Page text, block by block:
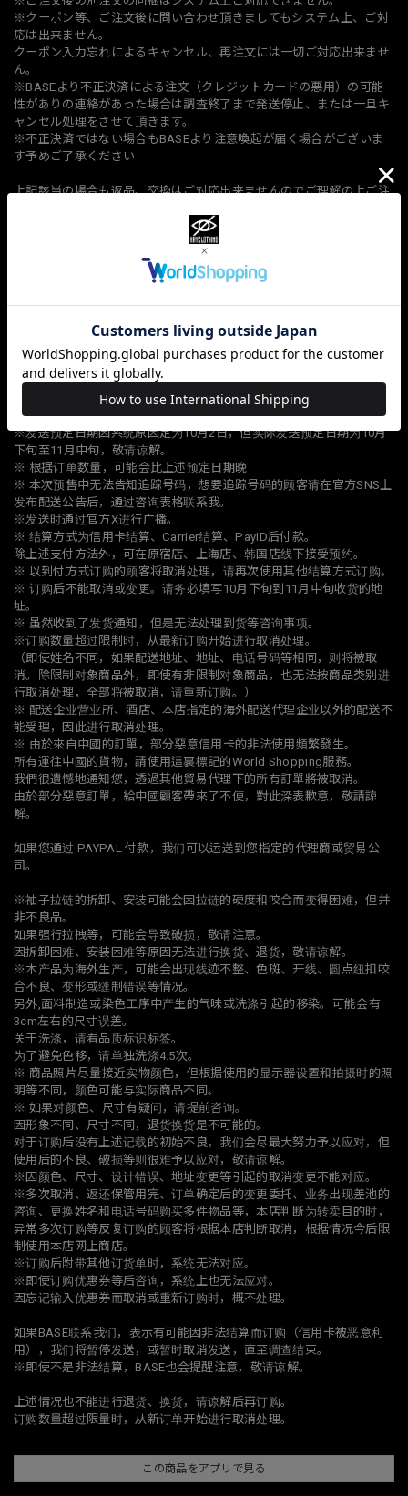
※クーポン等、ご注文後に問い合わせ頂きましてもシステム上、ご対
応は出来ません。
クーポン入力忘れによるキャンセル、再注文には一切ご対応出来ませ
ん。
※BASEより不正決済による注文（クレジットカードの悪用）の可能
性がありの連絡があった場合は調査終了まで発送停止、または一旦キ
ャンセル処理をさせて頂きます。
※不正決済ではない場合もBASEより注意喚起が届く場合がございま
す予めご了承ください
上記該当の場合も返品、交換はご対応出来ませんのでご理解の上ご注
【请务必在订购前阅读说明和我们的特殊业务法规】
https://www.kry.tokyo/law
※请注意，成品的袖长将比图片长 7 厘米，衣服长度将比图片长 5 厘
米。
※订购后会收到发送通知，但预计10月下旬至11月中旬交货，敬请谅
解。
※发送预定日期因系统原因定为10月2日，但实际发送预定日期为10月
下旬至11月中旬，敬请谅解。
※ 根据订单数量，可能会比上述预定日期晚
※ 本次预售中无法告知追踪号码，想要追踪号码的顾客请在官方SNS上
发布配送公告后，通过咨询表格联系我。
※发送时通过官方X进行广播。
※ 结算方式为信用卡结算、Carrier结算、PayID后付款。
除上述支付方法外，可在原宿店、上海店、韩国店线下接受预约。
※ 以到付方式订购的顾客将取消处理，请再次使用其他结算方式订购。
※ 订购后不能取消或变更。请务必填写10月下旬到11月中旬收货的地
址。
※ 虽然收到了发货通知，但是无法处理到货等咨询事项。
※订购数量超过限制时，从最新订购开始进行取消处理。
（即使姓名不同，如果配送地址、地址、电话号码等相同，则将被取
消。除限制对象商品外，即使有非限制对象商品，也无法按商品类别进
行取消处理，全部将被取消，请重新订购。）
※ 配送企业营业所、酒店、本店指定的海外配送代理企业以外的配送不
能受理，因此进行取消处理。
※ 由於來自中國的訂單，部分惡意信用卡的非法使用頻繁發生。
所有運往中國的貨物，請使用這裏標記的World Shopping服務。
我們很遺憾地通知您，透過其他貿易代理下的所有訂單將被取消。
由於部分惡意訂單，給中國顧客帶來了不便，對此深表歉意，敬請諒
解。
如果您通过 PAYPAL 付款，我们可以运送到您指定的代理商或贸易公
司。
※袖子拉链的拆卸、安装可能会因拉链的硬度和咬合而变得困难，但并
非不良品。
如果强行拉拽等，可能会导致破损，敬请注意。
因拆卸困难、安装困难等原因无法进行换货、退货，敬请谅解。
※本产品为海外生产，可能会出现线迹不整、色斑、开线、圆点纽扣咬
合不良、变形或缝制错误等情况。
另外,面料制造或染色工序中产生的气味或洗涤引起的移染。可能会有
3cm左右的尺寸误差。
关于洗涤，请看品质标识标签。
为了避免色移，请单独洗涤4.5次。
※ 商品照片尽量接近实物颜色，但根据使用的显示器设置和拍摄时的照
明等不同，颜色可能与实际商品不同。
※ 如果对颜色、尺寸有疑问，请提前咨询。
因形象不同、尺寸不同，退货换货是不可能的。
对于订购后没有上述记载的初始不良，我们会尽最大努力予以应对，但
使用后的不良、破损等则很难予以应对，敬请谅解。
※因颜色、尺寸、设计错误、地址变更等引起的取消变更不能对应。
※多次取消、返还保管用完、订单确定后的变更委托、业务出现差池的
咨询、更换姓名和电话号码购买多件物品等，本店判断为转卖目的时，
异常多次订购等反复订购的顾客将根据本店判断取消，根据情况今后限
制使用本店网上商店。
※订购后附带其他订货单时，系统无法对应。
※即使订购优惠券等后咨询，系统上也无法应对。
因忘记输入优惠券而取消或重新订购时，概不处理。
如果BASE联系我们，表示有可能因非法结算而订购（信用卡被恶意利
用），我们将暂停发送，或暂时取消发送，直至调查结束。
※即使不是非法结算，BASE也会提醒注意，敬请谅解。
上述情况也不能进行退货、换货，请谅解后再订购。
订购数量超过限量时，从新订单开始进行取消处理。
この商品をアプリで見る